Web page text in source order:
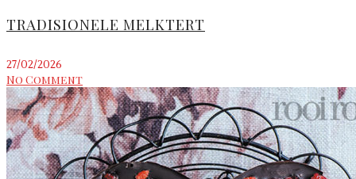
TRADISIONELE MELKTERT
27/02/2026
No Comment